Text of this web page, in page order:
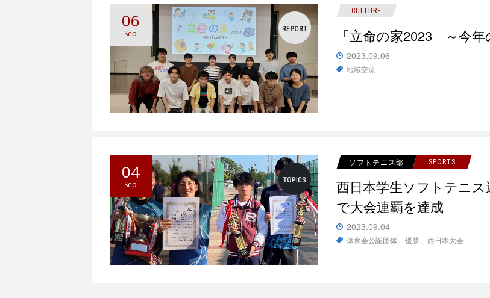
06
Sep
CULTURE
「立命の家2023 ～今
2023.09.06
地域交流
04
Sep
ソフトテニス部 SPORTS
西日本学生ソフトテニ
で大会連覇を達成
2023.09.04
体育会公認団体 優勝 西日本大会